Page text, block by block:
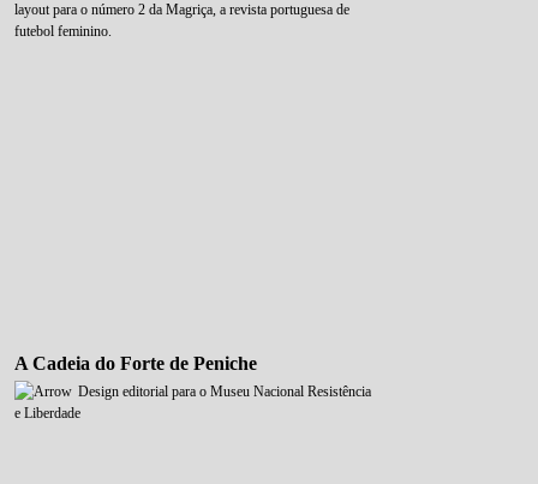
layout para o número 2 da Magriça, a revista portuguesa de
futebol feminino.
A Cadeia do Forte de Peniche
Design editorial para o Museu Nacional Resistência
e Liberdade